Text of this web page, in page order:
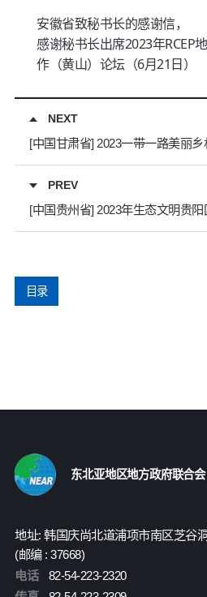
安徽省致秘书长的感谢信，
感谢秘书长出席2023年RCEP
作（黄山）论坛（6月21日）
NEXT
PREV
[中国贵州省] 2023年生态文明贵
目录
东北亚地区地方政府联合会
地址: 韩国庆尚北道浦项市南区芝谷
(邮编 : 37668)
电话
82-54-223-2320